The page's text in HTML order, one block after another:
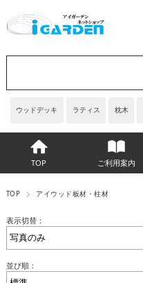
ウッドデッキ ラティス 枕木
TOP ご利用案内
TOP アイウッド板材・柱材
表示切替：
並び順：